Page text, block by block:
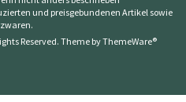
und preisgebundenen Artikel sowie
Reserved. Theme byThemeWare®